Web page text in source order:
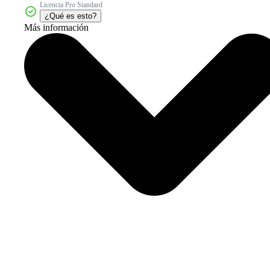
Licencia Pro Standard
¿Qué es esto?
Más información